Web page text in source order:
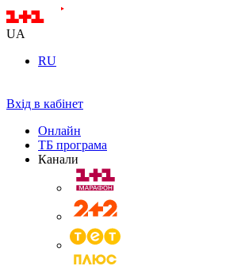
UA
RU
Вхід в кабінет
Онлайн
ТБ програма
Канали